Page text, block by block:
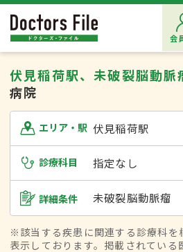
会
伏見稲荷駅、未破裂脳動脈
病院
エリア・駅 伏見稲荷駅
診療科目 指定なし
詳細条件 未破裂脳動脈瘤
※該当する疾患に関連する診療科を
表示しております。掲載されている